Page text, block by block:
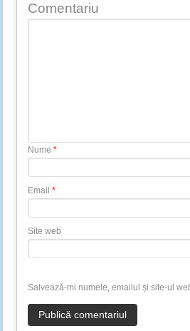
Comentariu
Nume *
Email *
Site web
Salvează-mi numele, emailul și site-ul